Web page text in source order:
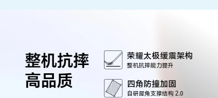
整机抗摔
高品质
荣耀太极缓震架构
整机抗摔能力提升
四角防撞加固
自研犀角支撑结构 2.0